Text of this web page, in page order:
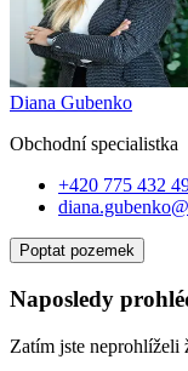
Diana Gubenko
Obchodní specialistka
+420 775 432
Poptat pozemek
Naposledy
Zatím jste neprohlíželi